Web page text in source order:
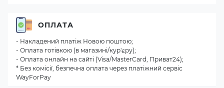
ОПЛАТА
- Накладений платіж Новою поштою;
- Оплата готівкою (в магазині/кур'єру);
- Оплата онлайн на сайті (Visa/MasterCard, Приват24);
* Без комісії, безпечна оплата через платіжний сервіс
WayForPay